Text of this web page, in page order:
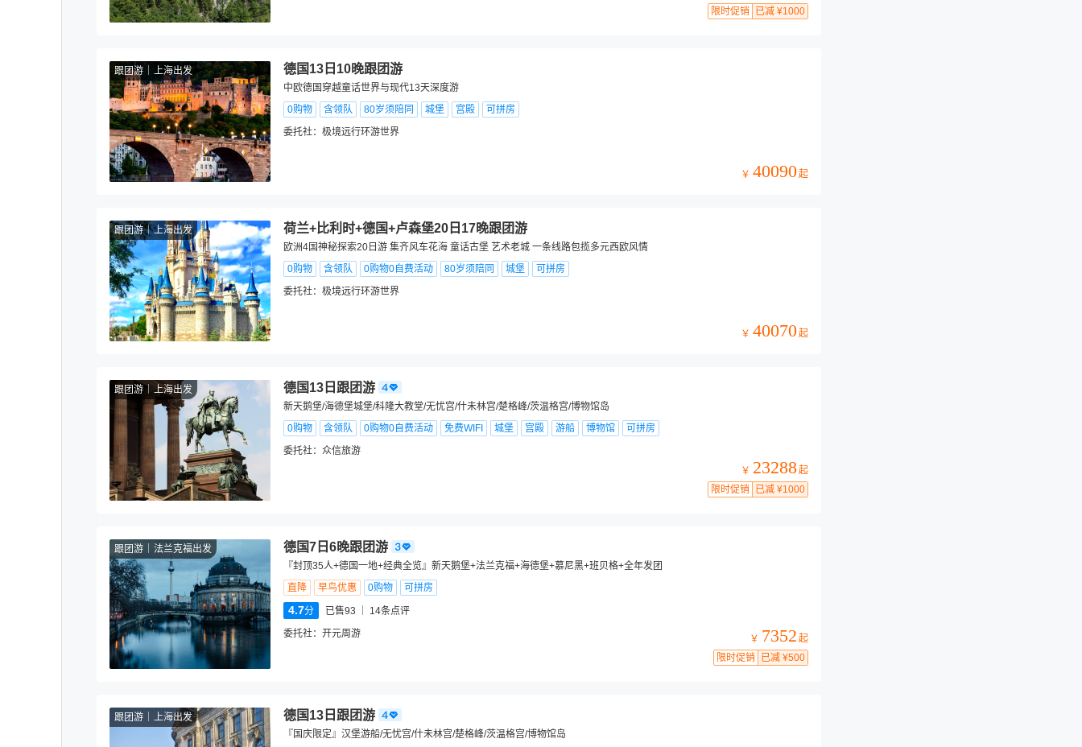
限时促销
已减 ¥1000
跟团游 上海出发 德国13日10晚跟团游
中欧德国穿越童话世界与现代13天深度游
0购物
含领队 80岁须陪同 城堡 宫殿
可拼房
委托社： 极境远行环游世界
￥ 40090起
跟团游 上海出发 荷兰+比利时+德国+卢森堡20日17晚跟团游
欧洲4国神秘探索20日游 集齐风车花海 童话古堡 艺术老城 一条线路包揽多元西欧风情
0购物
含领队 0购物0自费活动 80岁须陪同 城堡
可拼房
委托社： 极境远行环游世界
￥ 40070起
跟团游 上海出发 德国13日跟团游
新天鹅堡/海德堡城堡/科隆大教堂/无忧宫/什未林宫/楚格峰/茨温格宫/博物馆岛
0购物
含领队 0购物0自费活动 免费WIFI 城堡 宫殿 游船 博物馆
可拼房
委托社： 众信旅游
￥ 23288起
限时促销
已减 ¥1000
跟团游 法兰克福出发 德国7日6晚跟团游
『封顶35人+德国一地+经典全览』新天鹅堡+法兰克福+海德堡+慕尼黑+班贝格+全年发团
直降
早鸟优惠 0购物 可拼房
4.7分 已售93 14条点评
委托社： 开元周游 ￥ 7352 起
限时促销
已减 ¥500
跟团游 上海出发 德国13日跟团游
『国庆限定』汉堡游船/无忧宫/什未林宫/楚格峰/茨温格宫/博物馆岛